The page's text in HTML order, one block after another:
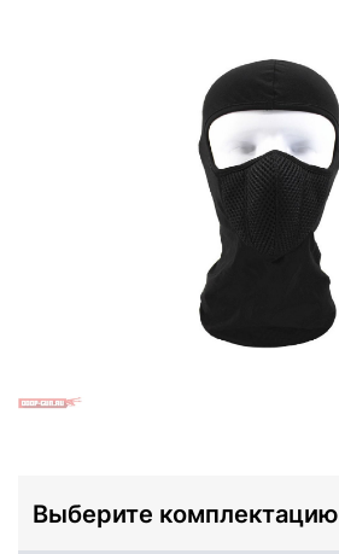
Выберите комплектацию